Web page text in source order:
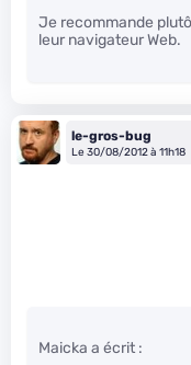
Je recommande
leur navigateur Web.
le-gros-bug
Le 30/08/2012 à 11h18
Maicka a écrit :